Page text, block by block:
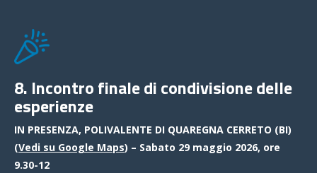
8. Incontro finale di condivisione delle
esperienze
IN PRESENZA, POLIVALENTE DI QUAREGNA CERRETO (BI)
(Vedi su Google Maps) – Sabato 29 maggio 2026, ore
9.30-12